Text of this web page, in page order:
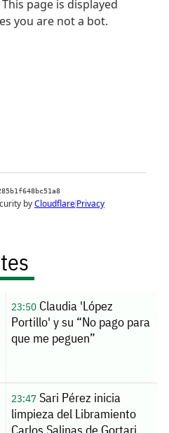
23:50Claudia 'López
Portillo' y su “No pago para
que me peguen”
23:47Sari Pérez inicia
limpieza del Libramiento
Carlos Salinas de Gortari